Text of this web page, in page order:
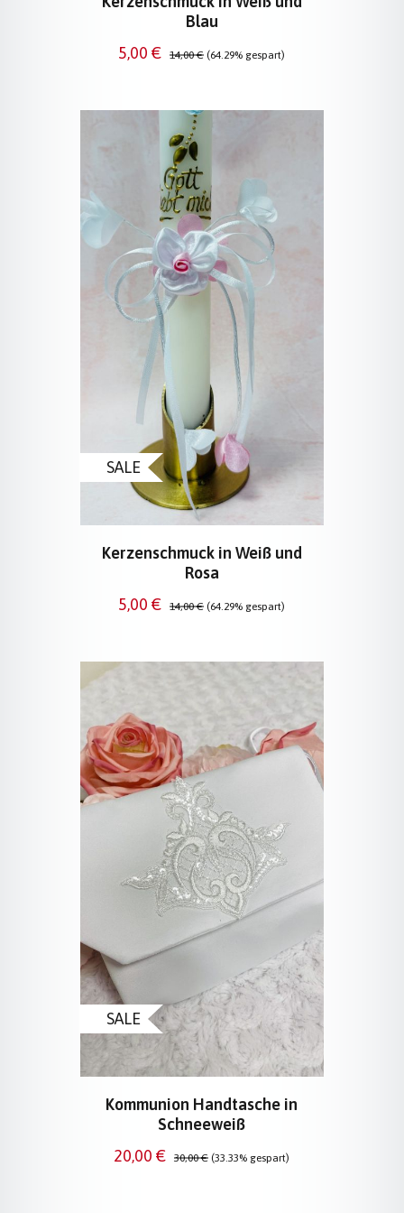
Blau
Verkaufspreis:
5,00 € Regulärer Preis:
14,00 € (64.29% gespart)
SALE
Kerzenschmuck in Weiß und
Rosa
Verkaufspreis:
5,00 € Regulärer Preis:
14,00 € (64.29% gespart)
SALE
Kommunion Handtasche in
Schneeweiß
Verkaufspreis:
20,00 € Regulärer Preis:
30,00 € (33.33% gespart)